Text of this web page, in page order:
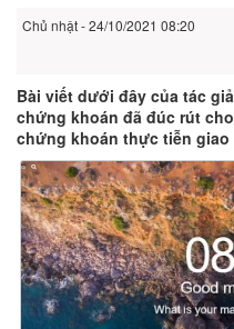
Chủ nhật - 24/10/2021 08:20
Bài viết dưới đây của tác
chứng khoán đã đúc rút
chứng khoán thực tiễn giao